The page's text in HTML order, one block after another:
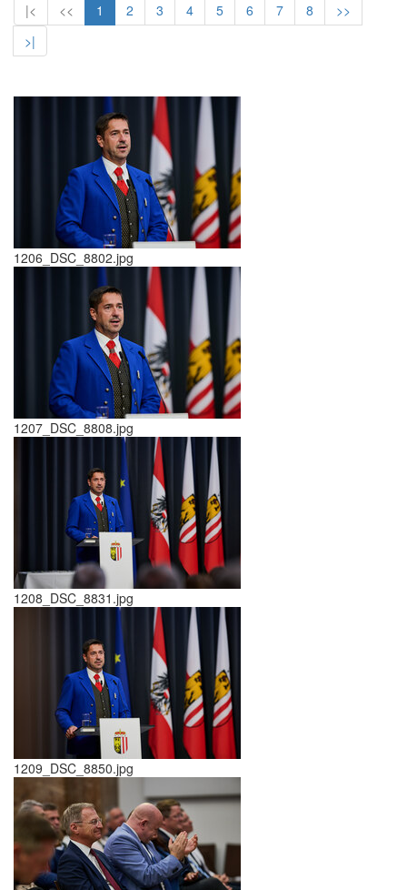
|< << 1 2 3 4 5 6 7 8
>>
>|
1206_DSC_8802.jpg
1207_DSC_8808.jpg
1208_DSC_8831.jpg
1209_DSC_8850.jpg